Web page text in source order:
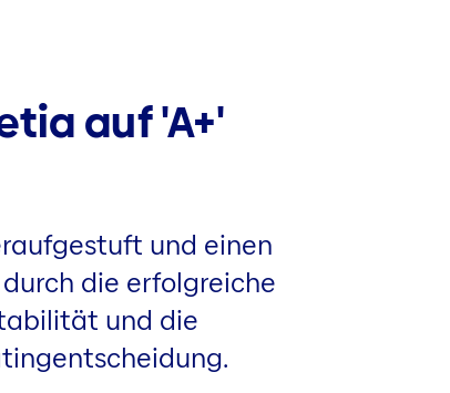
auf 'A+'
und einen
die erfolgreiche
und die